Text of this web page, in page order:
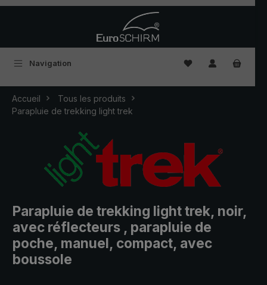
Navigation Vous avez 0
Accueil
Tous les produits
Parapluie de trekking light trek
Parapluie de trekking light trek, noir,
avec réflecteurs , parapluie de
poche, manuel, compact, avec
boussole